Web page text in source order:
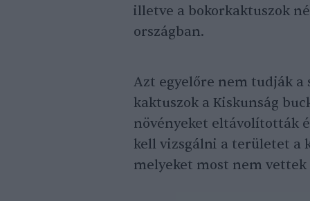
illetve a bokorkaktuszok
országban.
Azt egyelőre nem tudják a
kaktuszok a Kiskunság
növényeket eltávolították
kell vizsgálni a területet a
melyeket most nem